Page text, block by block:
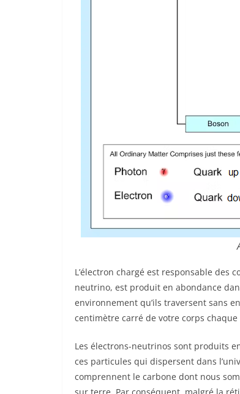
L’électron chargé est responsable des
neutrino, est produit en abondance
environnement qu’ils traversent sans
centimètre carré de votre corps
Les électrons-neutrinos sont produits
ces particules qui dispersent dans
comprennent le carbone dont nous
sur terre. Par conséquent, malgré la